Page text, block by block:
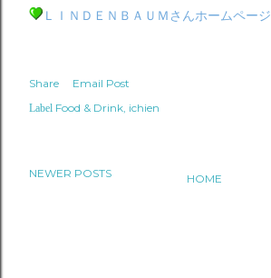
ＬＩＮＤＥＮＢＡＵＭさんホームページ
Share Email Post
Label Food & Drink ichien
NEWER POSTS HOME